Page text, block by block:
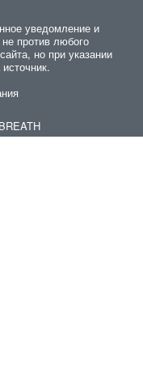
уведомление и
против любого
но при указании